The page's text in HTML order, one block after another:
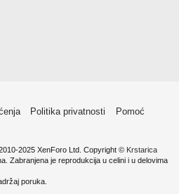
Politika privatnosti
Pomoć
2025 XenForo Ltd. Copyright © Krstarica
Zabranjena je reprodukcija u celini i u delovima
poruka.